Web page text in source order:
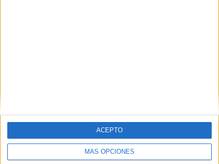
MÁS OPCIONES
ACEPTO